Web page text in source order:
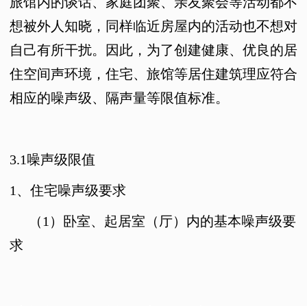
想被外人知晓，同样临近房屋内的活动也不想对
自己有所干扰。因此，为了创建健康、优良的居
住空间声环境，住宅、旅馆等居住建筑理应符合
相应的噪声级、隔声量等限值标准。
3.1噪声级限值
1、 住宅噪声级要求
（1）卧室、起居室（厅）内的基本噪声级要
求